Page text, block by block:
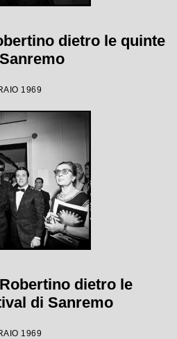
dietro le quinte
1969
dietro le
di Sanremo
1969